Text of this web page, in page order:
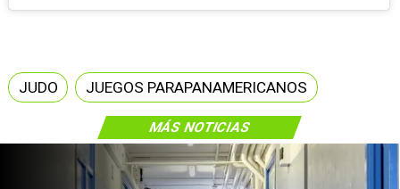
MÁS NOTICIAS
JUDO JUEGOS PARAPANAMERICANOS